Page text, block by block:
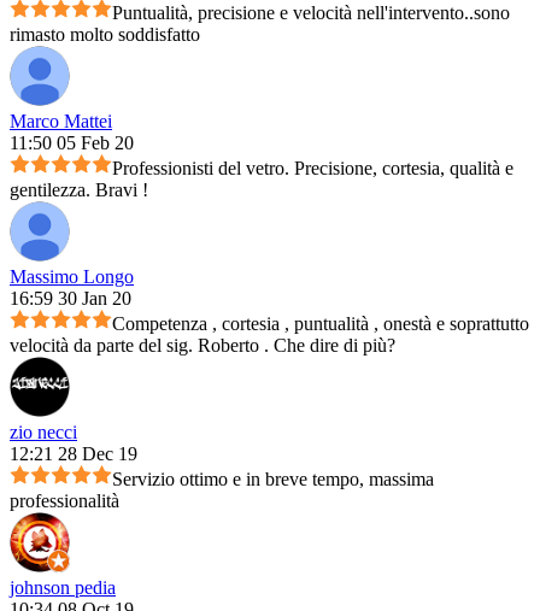
Puntualità, precisione e velocità nell'intervento..sono
rimasto molto soddisfatto
Marco Mattei
11:50 05 Feb 20
Professionisti del vetro. Precisione, cortesia, qualità e
gentilezza. Bravi !
Massimo Longo
16:59 30 Jan 20
Competenza , cortesia , puntualità , onestà e soprattutto
velocità da parte del sig. Roberto . Che dire di più?
zio necci
12:21 28 Dec 19
Servizio ottimo e in breve tempo, massima
professionalità
johnson pedia